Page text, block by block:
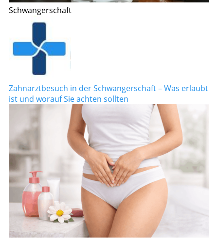
Schwangerschaft
Zahnarztbesuch in der Schwangerschaft – Was erlaubt
ist und worauf Sie achten sollten